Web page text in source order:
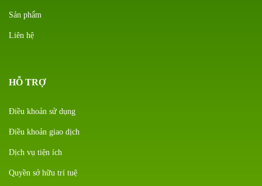
Sản phẩm
Liên hệ
HỖ TRỢ
Điều khoản sử dụng
Điều khoản giao dịch
Dịch vụ tiện ích
Quyền sở hữu trí tuệ